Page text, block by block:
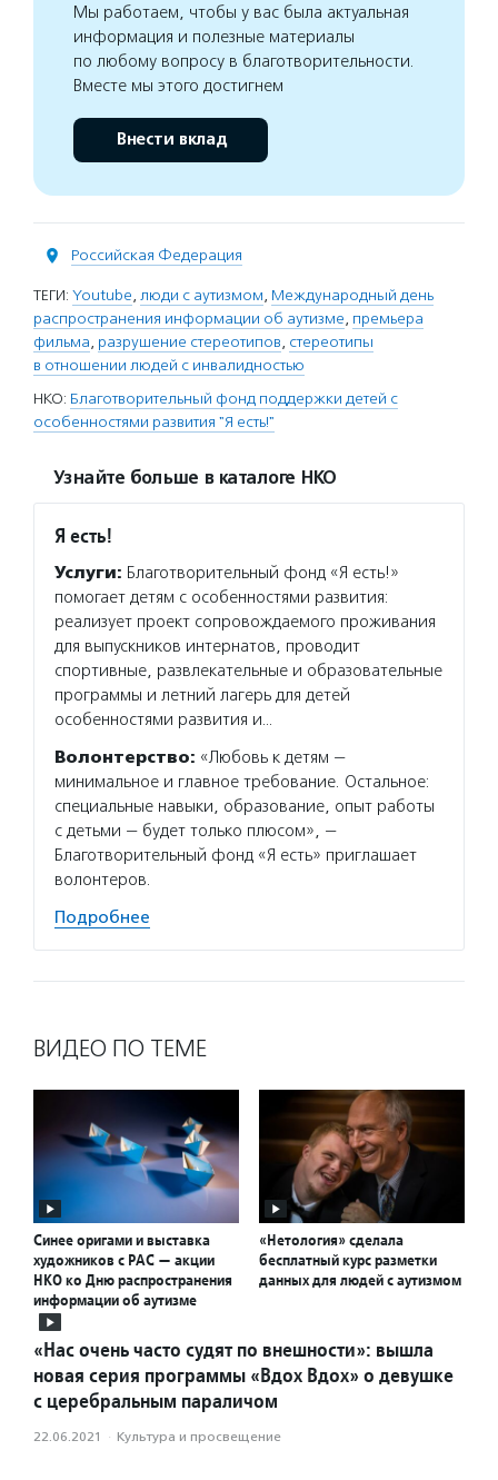
Мы работаем, чтобы у вас была актуальная
информация и полезные материалы
по любому вопросу в благотворительности.
Вместе мы этого достигнем
Внести вклад
Российская Федерация
ТЕГИ: Youtube, люди с аутизмом, Международный день
распространения информации об аутизме, премьера
фильма, разрушение стереотипов, стереотипы
в отношении людей с инвалидностью
НКО: Благотворительный фонд поддержки детей с
особенностями развития "Я есть!"
Узнайте больше в каталоге НКО
Я есть!
Услуги: Благотворительный фонд «Я есть!»
помогает детям с особенностями развития:
реализует проект сопровождаемого проживания
для выпускников интернатов, проводит
спортивные, развлекательные и образовательные
программы и летний лагерь для детей
особенностями развития и…
Волонтерство: «Любовь к детям —
минимальное и главное требование. Остальное:
специальные навыки, образование, опыт работы
с детьми — будет только плюсом», —
Благотворительный фонд «Я есть» приглашает
волонтеров.
Подробнее
ВИДЕО ПО ТЕМЕ
Синее оригами и выставка
художников с РАС — акции
НКО ко Дню распространения
информации об аутизме
«Нетология» сделала
бесплатный курс разметки
данных для людей с аутизмом
«Нас очень часто судят по внешности»: вышла
новая серия программы «Вдох Вдох» о девушке
с церебральным параличом
22.06.2021 · Культура и просвещение